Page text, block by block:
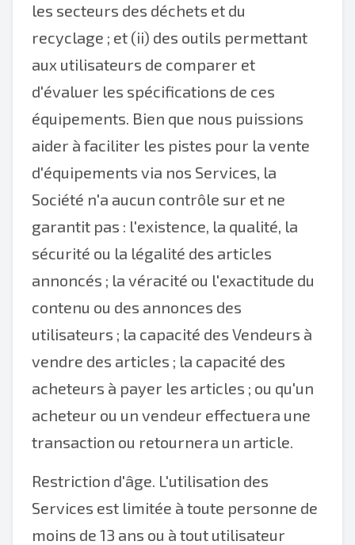
les secteurs des déchets et du
recyclage ; et (ii) des outils permettant
aux utilisateurs de comparer et
d'évaluer les spécifications de ces
équipements. Bien que nous puissions
aider à faciliter les pistes pour la vente
d'équipements via nos Services, la
Société n'a aucun contrôle sur et ne
garantit pas : l'existence, la qualité, la
sécurité ou la légalité des articles
annoncés ; la véracité ou l'exactitude du
contenu ou des annonces des
utilisateurs ; la capacité des Vendeurs à
vendre des articles ; la capacité des
acheteurs à payer les articles ; ou qu'un
acheteur ou un vendeur effectuera une
transaction ou retournera un article.
Restriction d'âge. L'utilisation des
Services est limitée à toute personne de
moins de 13 ans ou à tout utilisateur